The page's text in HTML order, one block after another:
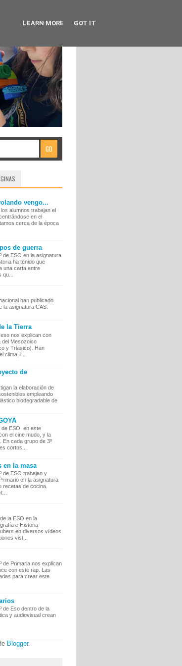
vengo...
alumnos trabajan el
en el
cerca de la época
de guerra
de ESO en la asignatura
ha tenido que
una carta entre
han publicado
asignatura CAS.
la Tierra
nos explican con
del Mesozoico
y Triasico). Han
clima, l...
de
la elaboración de
empleando
biodegradable de
de ESO, en este
el cine mudo, y la
En cada grupo de 3º
cortos...
en la masa
de ESO trabajan y
en la asignatura
recetas de cocina.
la ESO en la
e Historia
en diversos vídeos
vist...
de Primaria nos explican
con este rap. Las
para crear este
de Eso dentro de la
y audiovisual crean
Blogger.
LEARN MORE GOT IT